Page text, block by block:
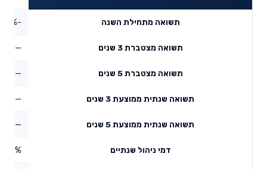
תשואה מתחילת השנה -1.75%
תשואה מצטברת 3 שנים —
תשואה מצטברת 5 שנים —
תשואה שנתית ממוצעת 3 שנים —
תשואה שנתית ממוצעת 5 שנים —
דמי ניהול שנתיים